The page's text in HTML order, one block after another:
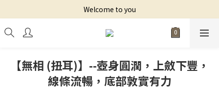
Welcome to you
【無相 (扭耳)】--壺身圓潤，上斂下豐，
線條流暢，底部敦實有力